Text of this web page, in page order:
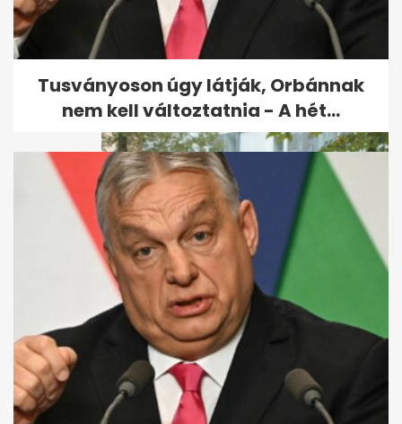
Az államtitkár szerint Magyar
Péter neki is üzengetett,
mikor...
Magyar Péter: Míg az
államtitkár a fejlődésről
Tusványoson úgy látják, Orbánnak
nem kell változtatnia - A hét...